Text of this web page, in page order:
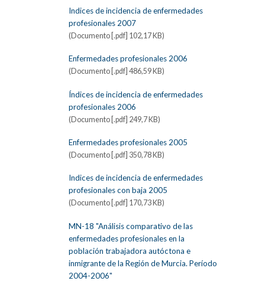
Indices de incidencia de enfermedades
profesionales 2007
(Documento [.pdf] 102,17 KB)
Enfermedades profesionales 2006
(Documento [.pdf] 486,59 KB)
Índices de incidencia de enfermedades
profesionales 2006
(Documento [.pdf] 249,7 KB)
Enfermedades profesionales 2005
(Documento [.pdf] 350,78 KB)
Indices de incidencia de enfermedades
profesionales con baja 2005
(Documento [.pdf] 170,73 KB)
MN-18 "Análisis comparativo de las
enfermedades profesionales en la
población trabajadora autóctona e
inmigrante de la Región de Murcia. Período
2004-2006"